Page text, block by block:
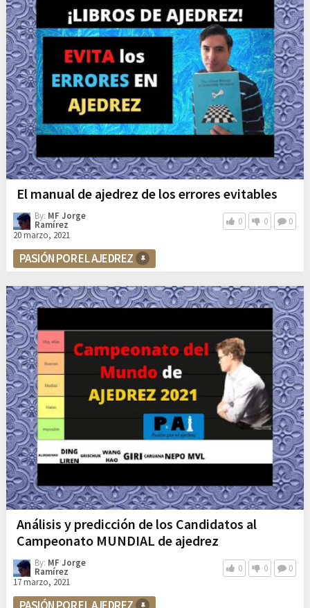
El manual de ajedrez de los errores evitables
By: MF Jorge
Ramírez
20 marzo, 2021
0 0 0
PASIÓN POR EL AJEDREZ
Análisis y predicción de los Candidatos al
Campeonato MUNDIAL de ajedrez
By: MF Jorge
Ramírez
17 marzo, 2021
0 0 0
PASIÓN POR EL AJEDREZ